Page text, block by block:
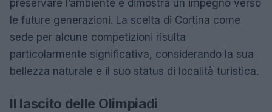
preservare l’ambiente e dimostra un impegno verso
le future generazioni. La scelta di Cortina come
sede per alcune competizioni risulta
particolarmente significativa, considerando la sua
bellezza naturale e il suo status di località turistica.
Il lascito delle Olimpiadi